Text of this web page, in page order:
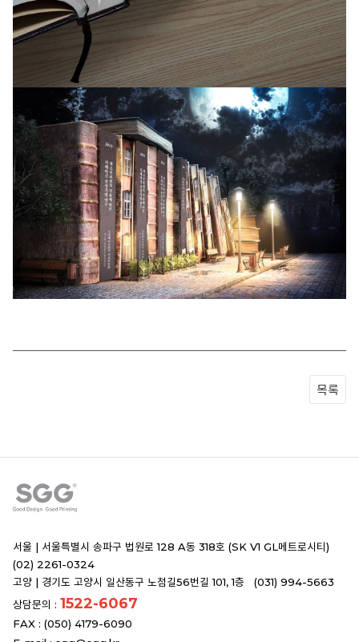
목록
서울 | 서울특별시 송파구 법원로 128 A동 318호 (SK V1 GL메트로시티)
(02) 2261-0324
고양 | 경기도 고양시 일산동구 노첨길56번길 101, 1층 (031) 994-5663
상담문의 : 1522-6067
FAX : (050) 4179-6090